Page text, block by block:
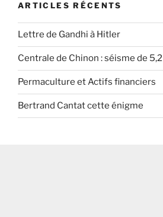
ARTICLES RÉCENTS
Lettre de Gandhi à Hitler
Centrale de Chinon : séisme de 5,2
Permaculture et Actifs financiers
Bertrand Cantat cette énigme